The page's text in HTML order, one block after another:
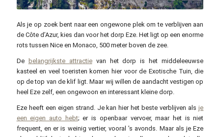
pxhere.com / CC0
Als je op zoek bent naar een ongewone plek om te verblijven aan
de Côte d’Azur, kies dan voor het dorp Eze. Het ligt op een enorme
rots tussen Nice en Monaco, 500 meter boven de zee.
De belangrijkste attractievan het dorp is het middeleeuwse
kasteel en veel toeristen komen hier voor de Exotische Tuin, die
op de top van de klif ligt. Maar wij willen de aandacht vestigen op
heel Eze zelf, een ongewoon en interessant kleine dorp.
Eze heeft een eigen strand. Je kan hier het beste verblijven alsje
een eigen auto hebt; er is openbaar vervoer, maar het is niet
frequent, en er is weinig vertier, vooral ’s avonds. Maar als je Eze